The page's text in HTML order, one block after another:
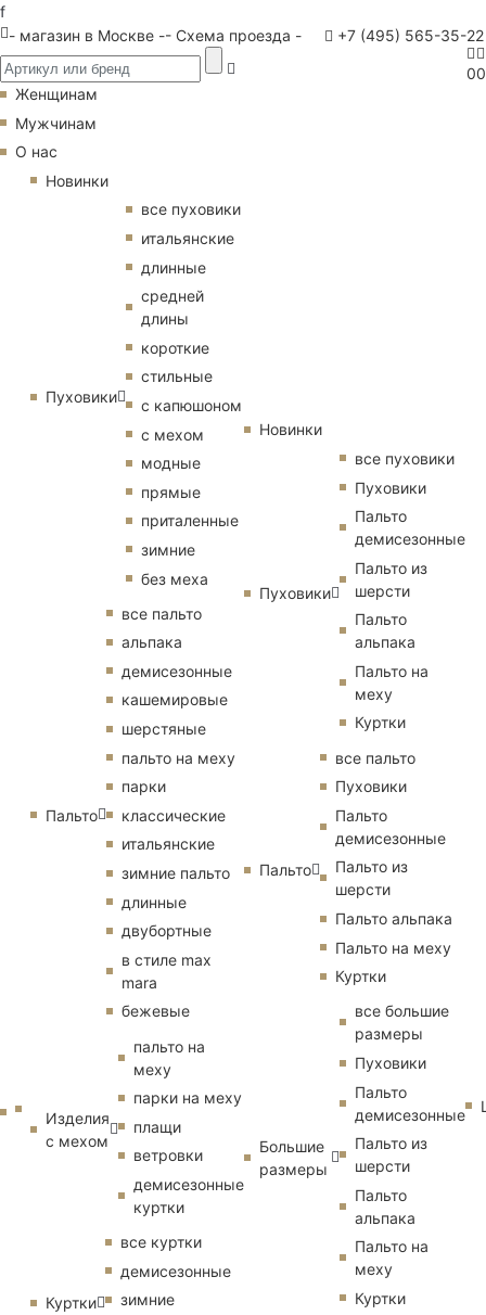
f
- магазин в Москве -- Схема проезда - +7 (495) 565-35-22
00
Женщинам
Мужчинам
О нас
Новинки
Пуховики
все пуховики
итальянские
длинные
средней
длины
короткие
стильные
с капюшоном
с мехом
модные
прямые
приталенные
зимние
без меха
Пальто
все пальто
альпака
демисезонные
кашемировые
шерстяные
пальто на меху
парки
классические
итальянские
зимние пальто
длинные
двубортные
в стиле max
mara
бежевые
Изделия
с мехом
пальто на
меху
парки на меху
плащи
ветровки
демисезонные
куртки
Куртки
все куртки
демисезонные
зимние
Новинки
Пуховики
все пуховики
Пуховики
Пальто
демисезонные
Пальто из
шерсти
Пальто
альпака
Пальто на
меху
Куртки
Пальто
все пальто
Пуховики
Пальто
демисезонные
Пальто из
шерсти
Пальто альпака
Пальто на меху
Куртки
Большие
размеры
все большие
размеры
Пуховики
Пальто
демисезонные
Пальто из
шерсти
Пальто
альпака
Пальто на
меху
Куртки